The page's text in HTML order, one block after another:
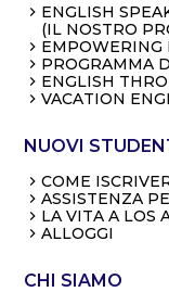
ENGLISH
(IL NOSTRO
EMPOWERING
PROGRAMMA
ENGLISH
VACATION
NUOVI
COME
ASSISTENZA
LA VITA A LOS
ALLOGGI
CHI SIAMO